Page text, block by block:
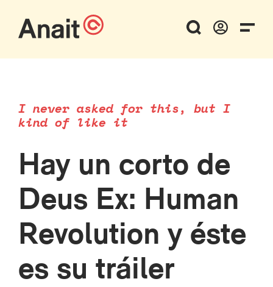
I never asked for this, but I
kind of like it
Hay un corto de
Deus Ex: Human
Revolution y éste
es su tráiler